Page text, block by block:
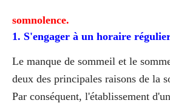
somnolence.
1. S'engager à un horaire
Le manque de sommeil et le
deux des principales raisons de la
Par conséquent, l'établissement